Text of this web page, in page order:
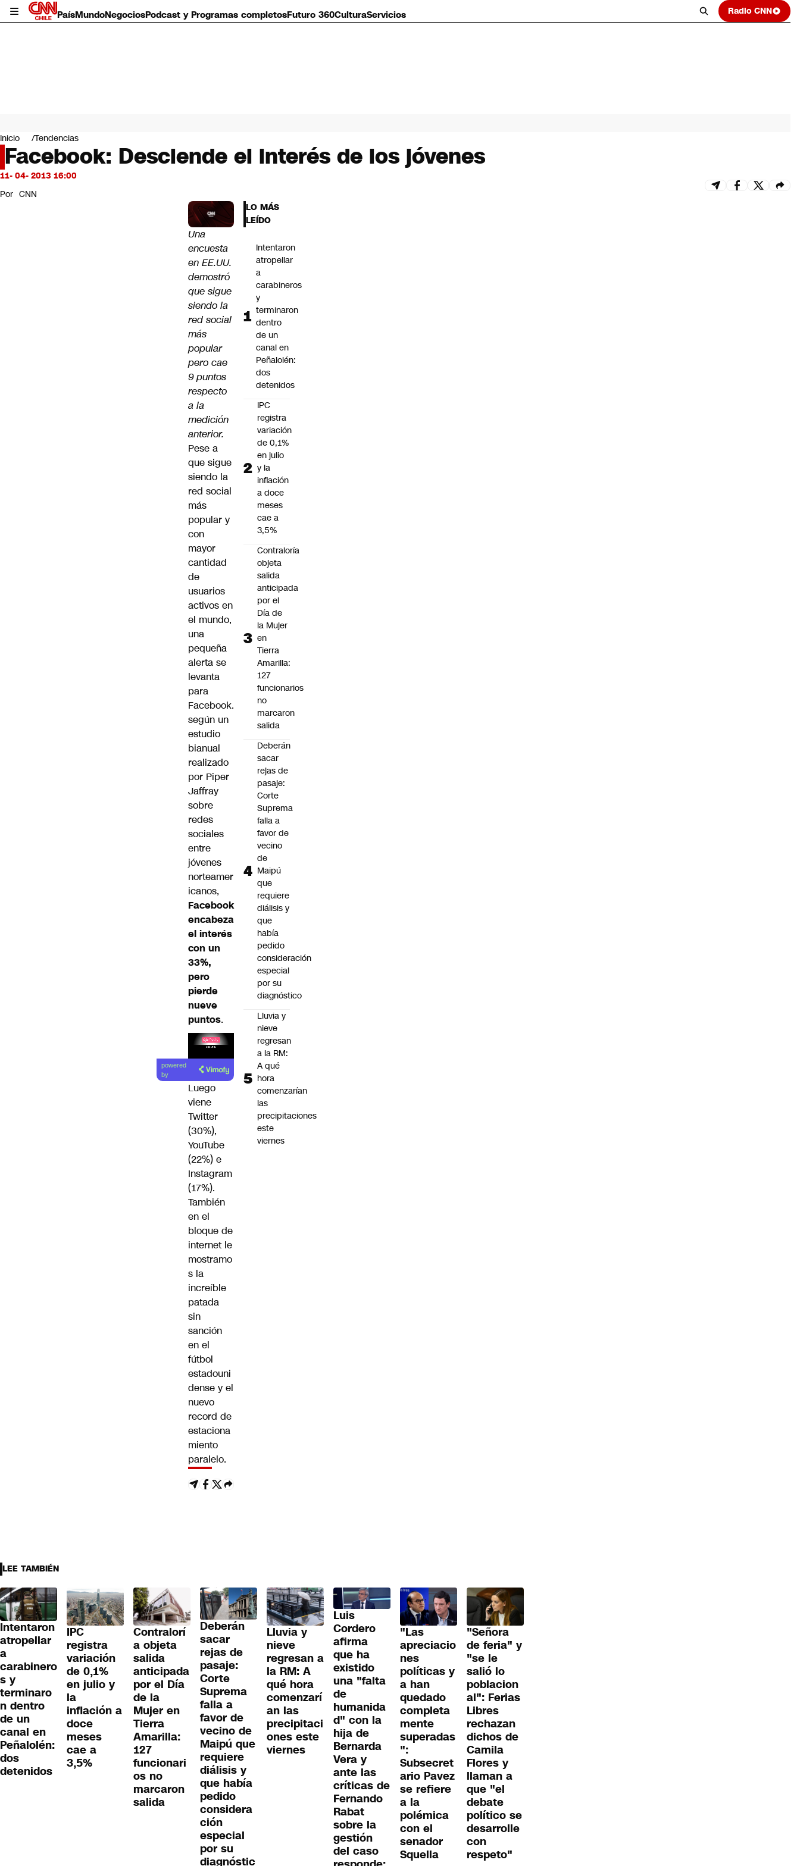
PaísMundoNegociosPodcast y Programas completosFuturo 360CulturaServicios Radio CNN
Mundo
Negocios
Deportes
Programas completos
Servicios
Inicio Tendencias
Facebook: Desciende el interés de los jóvenes
11- 04- 2013 16:00
Por CNN
Una
encuesta
en EE.UU.
demostró
que sigue
siendo la
red social
más
popular
pero cae
9 puntos
respecto
a la
medición
anterior.
Pese a
que sigue
siendo la
red social
más
popular y
con
mayor
cantidad
de
usuarios
activos en
el mundo,
una
pequeña
alerta se
levanta
para
Facebook.
según un
estudio
bianual
realizado
por Piper
Jaffray
sobre
redes
sociales
entre
jóvenes
norteamer
icanos,
Facebook
encabeza
el interés
con un
33%,
pero
pierde
nueve
puntos.
powered
by
Luego
viene
Twitter
(30%),
YouTube
(22%) e
Instagram
(17%).
También
en el
bloque de
internet le
mostramo
s la
increíble
patada
sin
sanción
en el
fútbol
estadouni
dense y el
nuevo
record de
estaciona
miento
paralelo.
LO MÁS
LEÍDO
Intentaron
atropellar
a
carabineros
y
terminaron
dentro
de un
canal en
Peñalolén:
dos
detenidos
IPC
registra
variación
de 0,1%
en julio
y la
inflación
a doce
meses
cae a
3,5%
Contraloría
objeta
salida
anticipada
por el
Día de
la Mujer
en
Tierra
Amarilla:
127
funcionarios
no
marcaron
salida
Deberán
sacar
rejas de
pasaje:
Corte
Suprema
falla a
favor de
vecino
de
Maipú
que
requiere
diálisis y
que
había
pedido
consideración
especial
por su
diagnóstico
Lluvia y
nieve
regresan
a la RM:
A qué
hora
comenzarían
las
precipitaciones
este
viernes
LEE TAMBIÉN
Intentaron
atropellar
a
carabinero
s y
terminaro
n dentro
de un
canal en
Peñalolén:
dos
detenidos
IPC
registra
variación
de 0,1%
en julio y
la
inflación a
doce
meses
cae a
3,5%
Contralorí
a objeta
salida
anticipada
por el Día
de la
Mujer en
Tierra
Amarilla:
127
funcionari
os no
marcaron
salida
Deberán
sacar
rejas de
pasaje:
Corte
Suprema
falla a
favor de
vecino de
Maipú que
requiere
diálisis y
que había
pedido
considera
ción
especial
por su
diagnóstic
Lluvia y
nieve
regresan a
la RM: A
qué hora
comenzarí
an las
precipitaci
ones este
viernes
Luis
Cordero
afirma
que ha
existido
una "falta
de
humanida
d" con la
hija de
Bernarda
Vera y
ante las
críticas de
Fernando
Rabat
sobre la
gestión
del caso
"Las
apreciacio
nes
políticas y
a han
quedado
completa
mente
superadas
":
Subsecret
ario Pavez
se refiere
a la
polémica
con el
senador
Squella
"Señora
de feria" y
"se le
salió lo
poblacion
al": Ferias
Libres
rechazan
dichos de
Camila
Flores y
llaman a
que "el
debate
político se
desarrolle
con
respeto"